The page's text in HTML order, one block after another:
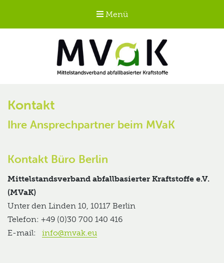
Menü
MVaK
Kontakt
Ihre Ansprechpartner beim MVaK
Kontakt Büro Berlin
Mittelstandsverband abfallbasierter Kraftstoffe e.V.
(MVaK)
Unter den Linden 10, 10117 Berlin
Telefon: +49 (0)30 700 140 416
E-mail: info@mvak.eu